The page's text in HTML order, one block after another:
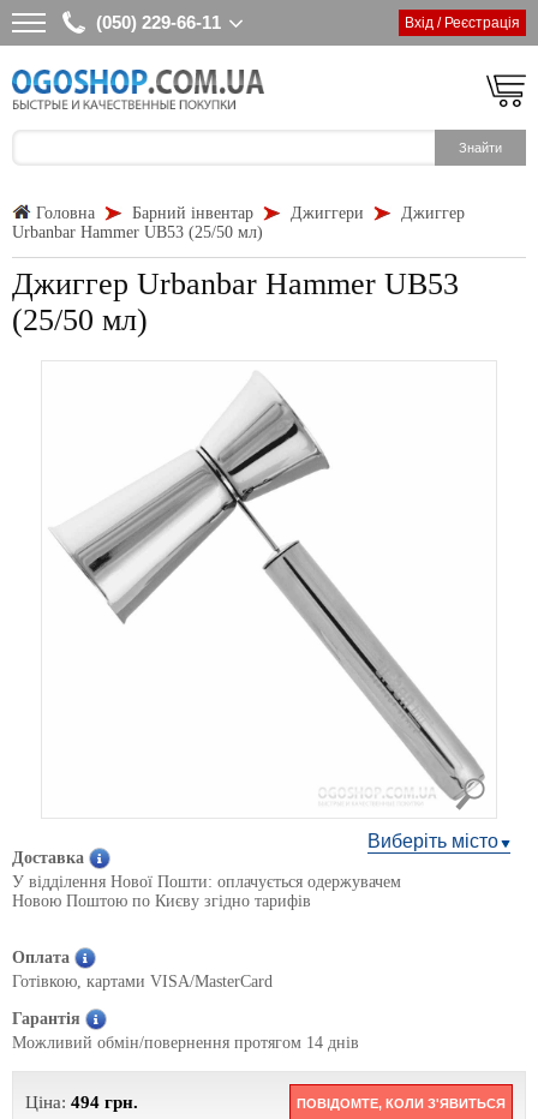
(050) 229-66-11 Вхід / Реєстрація
Головна Барний інвентар Джиггери
Джиггер
Urbanbar Hammer UB53 (25/50 мл)
Джиггер Urbanbar Hammer UB53
(25/50 мл)
Виберіть місто
Доставка
У відділення Нової Пошти: оплачується одержувачем
Новою Поштою по Києву згідно тарифів
Оплата
Готівкою, картами VISA/MasterCard
Гарантія
Можливий обмін/повернення протягом 14 днів
Ціна: 494 грн. ПОВІДОМТЕ, КОЛИ З'ЯВИТЬСЯ